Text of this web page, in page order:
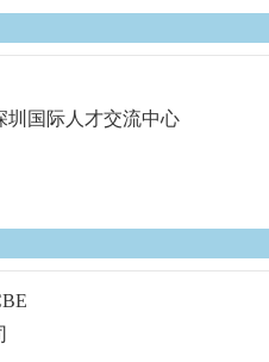
圳国际人才交流中心